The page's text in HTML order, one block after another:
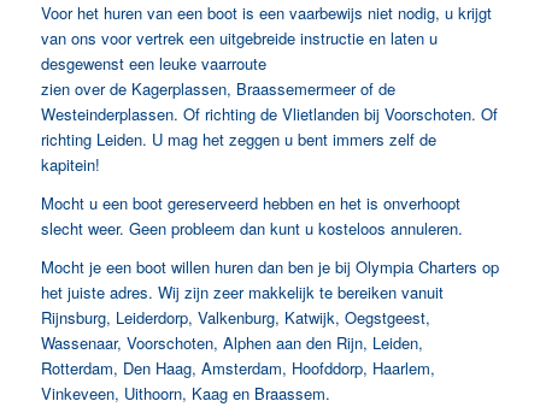
Voor het huren van een boot is een vaarbewijs niet nodig, u krijgt
van ons voor vertrek een uitgebreide instructie en laten u
desgewenst een leuke vaarroute
zien over de Kagerplassen, Braassemermeer of de
Westeinderplassen. Of richting de Vlietlanden bij Voorschoten. Of
richting Leiden. U mag het zeggen u bent immers zelf de
kapitein!
Mocht u een boot gereserveerd hebben en het is onverhoopt
slecht weer. Geen probleem dan kunt u kosteloos annuleren.
Mocht je een boot willen huren dan ben je bij Olympia Charters op
het juiste adres. Wij zijn zeer makkelijk te bereiken vanuit
Rijnsburg, Leiderdorp, Valkenburg, Katwijk, Oegstgeest,
Wassenaar, Voorschoten, Alphen aan den Rijn, Leiden,
Rotterdam, Den Haag, Amsterdam, Hoofddorp, Haarlem,
Vinkeveen, Uithoorn, Kaag en Braassem.